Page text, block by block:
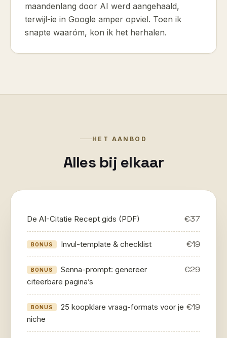
maandenlang door AI werd aangehaald,
terwijl-ie in Google amper opviel. Toen ik
snapte waaróm, kon ik het herhalen.
HET AANBOD
Alles bij elkaar
De AI-Citatie Recept gids (PDF) €37
BONUS Invul-template & checklist €19
BONUS
Senna-prompt: genereer
citeerbare pagina’s
€29
BONUS
25 koopklare vraag-formats voor je
niche
€19